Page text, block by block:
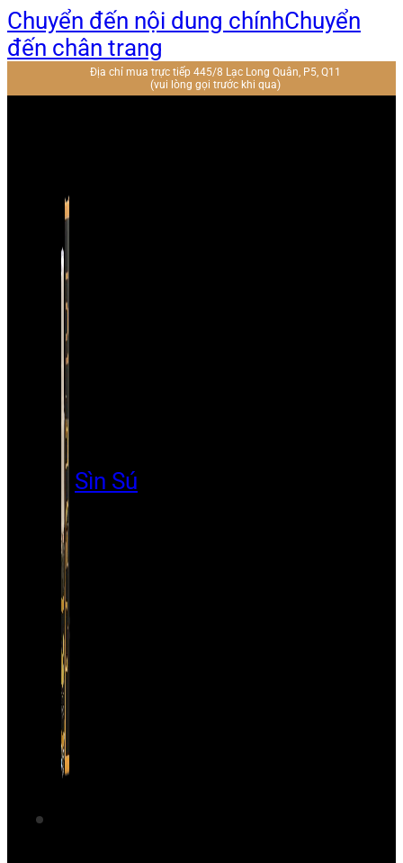
Chuyển đến nội dung chínhChuyển
đến chân trang
Địa chỉ mua trực tiếp 445/8 Lạc Long Quân, P5, Q11
(vui lòng gọi trước khi qua)
Sìn Sú